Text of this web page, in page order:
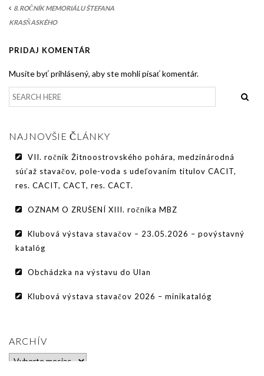
CHOVATEĽSKÉ STANICE
OČAKÁVANÉ VRHY NDS V ROKU 2026
PUDELPOINTER
ŠTANDARD
CHOVNÉ PSY
CHOVNÉ SUKY
CHOVATEĽSKÉ STANICE
OČAKÁVANÉ VRHY PP V ROKU 2026
AKCIE
STAVAČOV „MEMORIÁL B. ZEMKA“
SKÚŠKY
8. ROČNÍK MEMORIÁLU ŠTEFANA
KRASŇASKÉHO
PRIDAJ KOMENTÁR
Musíte byť prihlásený, aby ste mohli písať komentár.
NAJNOVŠIE ČLÁNKY
VII. ročník Žitnoostrovského pohára, medzinárodná
súťaž stavačov, pole-voda s udeľovaním titulov CACIT,
res. CACIT, CACT, res. CACT.
OZNAM O ZRUŠENÍ XIII. ročníka MBZ
Klubová výstava stavačov – 23.05.2026 – povýstavný
katalóg
Obchádzka na výstavu do Ulan
Klubová výstava stavačov 2026 – minikatalóg
ARCHÍV
Archív